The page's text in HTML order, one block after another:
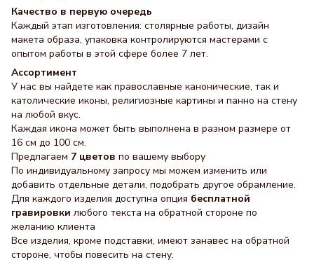
Качество в первую очередь
Каждый этап изготовления: столярные работы, дизайн
макета образа, упаковка контролируются мастерами с
опытом работы в этой сфере более 7 лет.
Ассортимент
У нас вы найдете как православные канонические, так и
католические иконы, религиозные картины и панно на стену
на любой вкус.
Каждая икона может быть выполнена в разном размере от
16 см до 100 см.
Предлагаем 7 цветов по вашему выбору
По индивидуальному запросу мы можем изменить или
добавить отдельные детали, подобрать другое обрамление.
Для каждого изделия доступна опция бесплатной
гравировки любого текста на обратной стороне по
желанию клиента
Все изделия, кроме подставки, имеют занавес на обратной
стороне, чтобы повесить на стену.